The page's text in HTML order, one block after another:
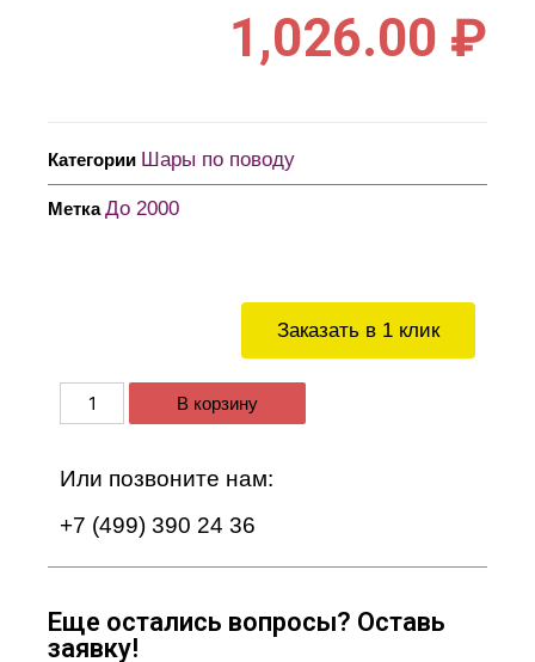
Заказать в 1 клик
В корзину
Или позвоните нам:
+7 (499) 390 24 36
Еще остались вопросы? Оставь
заявку!
1,026.00 ₽
Категории Шары по поводу
Метка До 2000